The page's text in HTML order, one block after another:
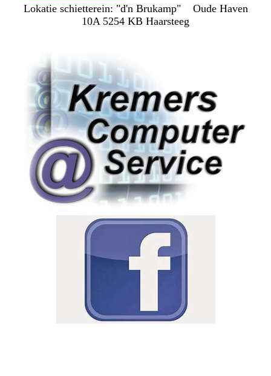
Lokatie schietterein: "d'n Brukamp" Oude Haven
10A 5254 KB Haarsteeg